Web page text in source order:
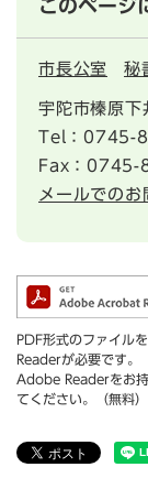
このページ
市長公室 秘
宇陀市榛原
Tel：0745-
Fax：0745-
メールでの
PDF形式のファイル
Readerが必要です。
Adobe Readerをお
てください。（無料）